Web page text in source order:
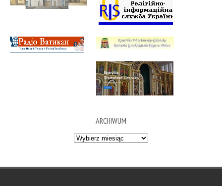
ARCHIWUM
Archiwum